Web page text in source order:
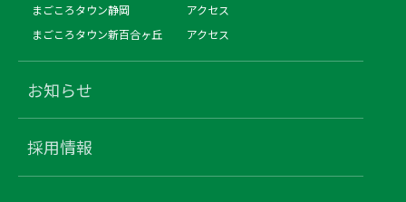
まごころタウン静岡
アクセス
まごころタウン新百合ヶ丘
アクセス
お知らせ
採用情報